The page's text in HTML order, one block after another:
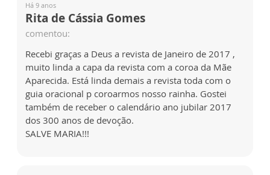
Há 9 anos
Rita de Cássia Gomes
comentou:
Recebi graças a Deus a revista de Janeiro de 2017 ,
muito linda a capa da revista com a coroa da Mãe
Aparecida. Está linda demais a revista toda com o
guia oracional p coroarmos nosso rainha. Gostei
também de receber o calendário ano jubilar 2017
dos 300 anos de devoção.
SALVE MARIA!!!